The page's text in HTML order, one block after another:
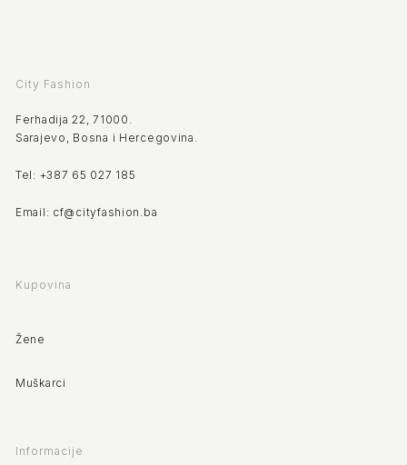
City Fashion
Ferhadija 22, 71000.
Sarajevo, Bosna i Hercegovina.
Tel: +387 65 027 185
Email: cf@cityfashion.ba
Kupovina
Žene
Muškarci
Informacije